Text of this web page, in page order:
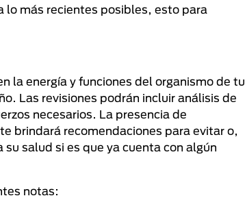
lo más recientes posibles, esto para
la energía y funciones del organismo de tu
Las revisiones podrán incluir análisis de
necesarios. La presencia de
brindará recomendaciones para evitar o,
salud si es que ya cuenta con algún
notas: